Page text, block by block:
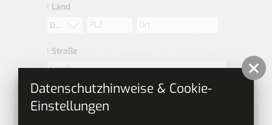
! Land
Deutschland
! Straße
!Telefonnummer
Datenschutzhinweise & Cookie-
Einstellungen